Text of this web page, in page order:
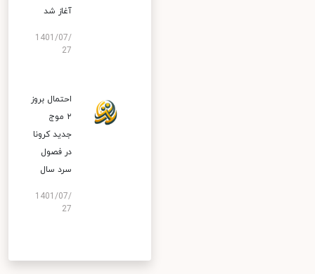
آغاز شد
1401/07/
27
احتمال بروز
۲ موج
جدید کرونا
در فصول
سرد سال
1401/07/
27